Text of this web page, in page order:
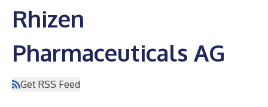
Rhizen
Pharmaceuticals AG
Get RSS Feed